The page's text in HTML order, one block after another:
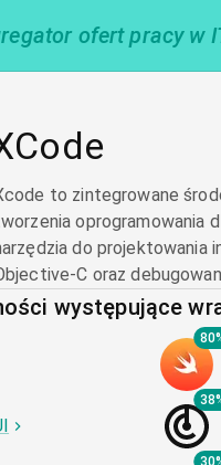
ofert pracy w
to zintegrowane
oprogramowania
do projektowania
C oraz
występujące